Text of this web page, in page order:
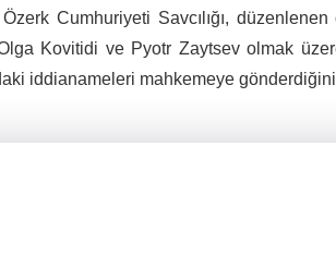
Özerk Cumhuriyeti Savcılığı,
Kovitidi ve Pyotr Zaytsev olmak
iddianameleri mahkemeye